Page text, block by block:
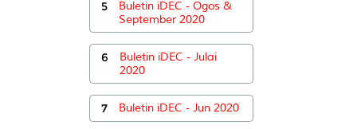
5
Buletin iDEC - Ogos &
September 2020
6
Buletin iDEC - Julai
2020
7 Buletin iDEC - Jun 2020